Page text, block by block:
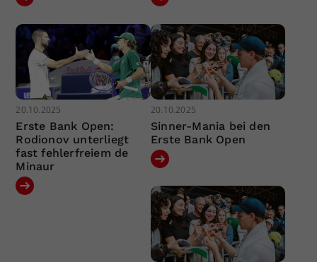
20.10.2025
Erste Bank Open:
Rodionov unterliegt
fast fehlerfreiem de
Minaur
20.10.2025
Sinner-Mania bei den
Erste Bank Open